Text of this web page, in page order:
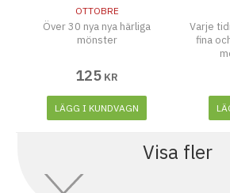
OTTOBRE
Över 30 nya nya härliga
mönster
125 KR
LÄGG I KUNDVAGN
Varje
fina
Visa fler